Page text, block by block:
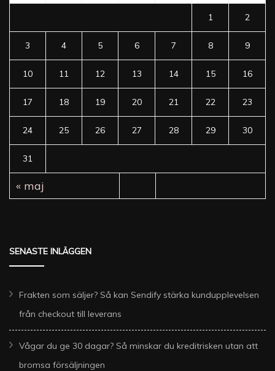
1 2
3 4 5 6 7 8 9
10 11 12 13 14 15 16
17 18 19 20 21 22 23
24 25 26 27 28 29 30
31
« maj
SENASTE INLÄGGEN
Frakten som säljer? Så kan Sendify stärka kundupplevelsen
från checkout till leverans
Vågar du ge 30 dagar? Så minskar du kreditrisken utan att
bromsa försäljningen